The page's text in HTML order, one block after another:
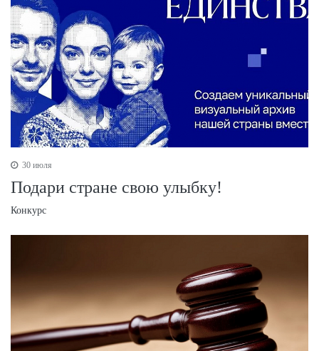
30 июля
Подари стране свою улыбку!
Конкурс